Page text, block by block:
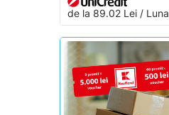
de la 89.02 Lei / Luna